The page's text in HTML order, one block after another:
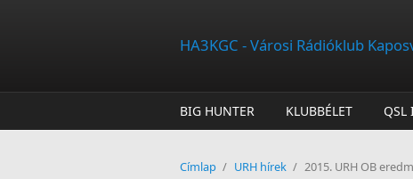
HA3KGC - Városi Rádióklub
BIG HUNTER KLUBBÉLET QSL
Címlap / URH hírek / 2015. URH OB